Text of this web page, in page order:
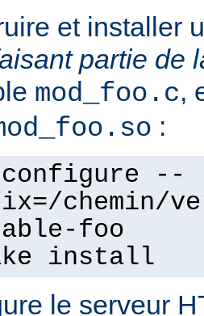
et installer
partie de
mod_foo.c,
:
--
chemin/
foo
install
le serveur